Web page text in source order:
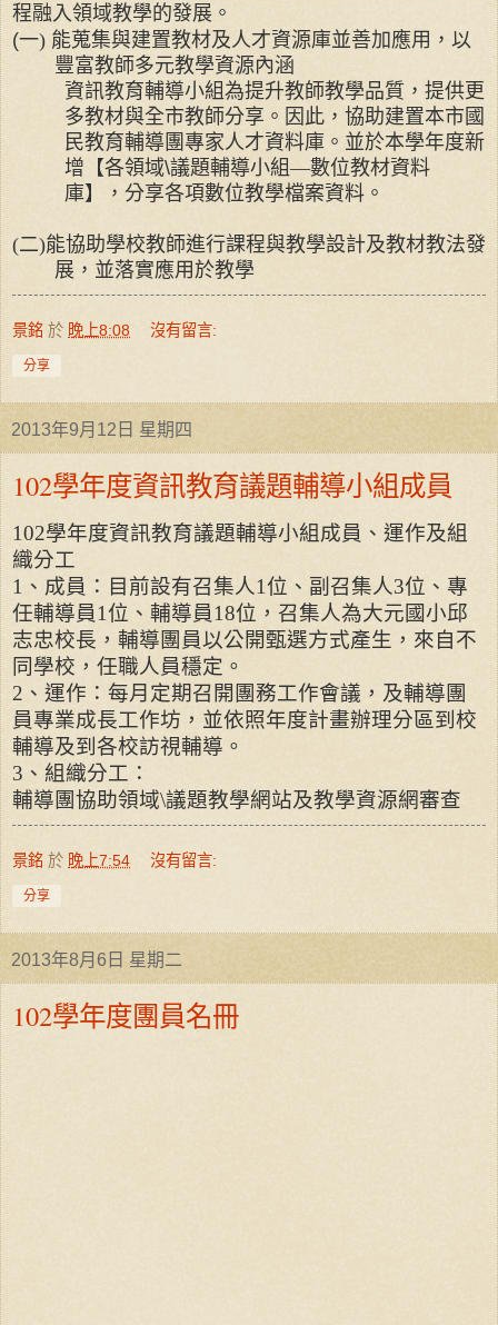
程融入領域教學的發展。
(一) 能蒐集與建置教材及人才資源庫並善加應用，以
豐富教師多元教學資源內涵
資訊教育輔導小組為提升教師教學品質，提供更
多教材與全市教師分享。因此，協助建置本市國
民教育輔導團專家人才資料庫。並於本學年度新
增【各領域\議題輔導小組—數位教材資料
庫】，分享各項數位教學檔案資料。
(二)能協助學校教師進行課程與教學設計及教材教法發
展，並落實應用於教學
景銘 於 晚上8:08 沒有留言:
分享
2013年9月12日 星期四
102學年度資訊教育議題輔導小組成員
102學年度資訊教育議題輔導小組成員、運作及組
織分工
1 、成員：目前設有召集人1位、副召集人3位、專
任輔導員1位、輔導員18位，召集人為大元國小邱
志忠校長，輔導團員以公開甄選方式產生，來自不
同學校，任職人員穩定。
2 、運作：每月定期召開團務工作會議，及輔導團
員專業成長工作坊，並依照年度計畫辦理分區到校
輔導及到各校訪視輔導。
3 、組織分工：
輔導團協助領域\議題教學網站及教學資源網審查
景銘 於 晚上7:54 沒有留言:
分享
2013年8月6日 星期二
102學年度團員名冊